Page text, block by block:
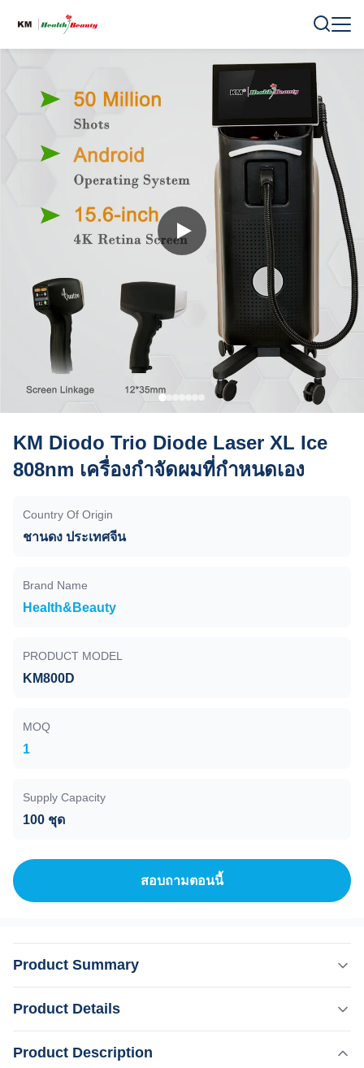
KM Diodo Trio Diode Laser XL Ice
808nm เครื่องกําจัดผมที่กําหนดเอง
Country Of Origin
ชานดง ประเทศจีน
Brand Name
Health&Beauty
PRODUCT MODEL
KM800D
MOQ
1
Supply Capacity
100 ชุด
สอบถามตอนนี้
Product Summary
ไดโอด์ที่นําเข้าจากเยอรมนี 10 บาร์ 12 บาร์ 16 บาร์3ขนาด
Product Details
เน้น: เครื่องตัดผมด้วยเลเซอร์ไทโอเดสสามตัว
Product Description